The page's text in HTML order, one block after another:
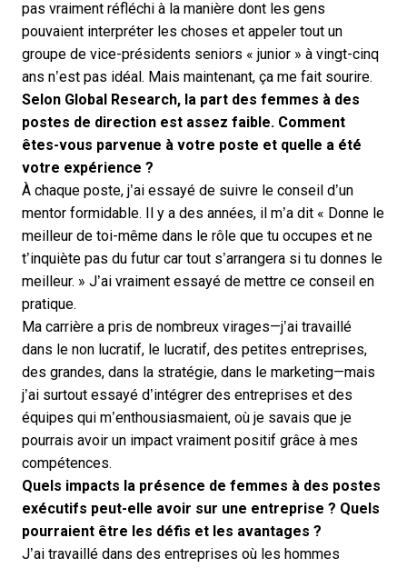
pas vraiment réfléchi à la manière dont les gens
pouvaient interpréter les choses et appeler tout un
groupe de vice-présidents seniors « junior » à vingt-cinq
ans n’est pas idéal. Mais maintenant, ça me fait sourire.
Selon Global Research, la part des femmes à des
postes de direction est assez faible. Comment
êtes-vous parvenue à votre poste et quelle a été
votre expérience ?
À chaque poste, j’ai essayé de suivre le conseil d’un
mentor formidable. Il y a des années, il m’a dit « Donne le
meilleur de toi-même dans le rôle que tu occupes et ne
t’inquiète pas du futur car tout s’arrangera si tu donnes le
meilleur. » J’ai vraiment essayé de mettre ce conseil en
pratique.
Ma carrière a pris de nombreux virages—j’ai travaillé
dans le non lucratif, le lucratif, des petites entreprises,
des grandes, dans la stratégie, dans le marketing—mais
j’ai surtout essayé d’intégrer des entreprises et des
équipes qui m’enthousiasmaient, où je savais que je
pourrais avoir un impact vraiment positif grâce à mes
compétences.
Quels impacts la présence de femmes à des postes
exécutifs peut-elle avoir sur une entreprise ? Quels
pourraient être les défis et les avantages ?
J’ai travaillé dans des entreprises où les hommes